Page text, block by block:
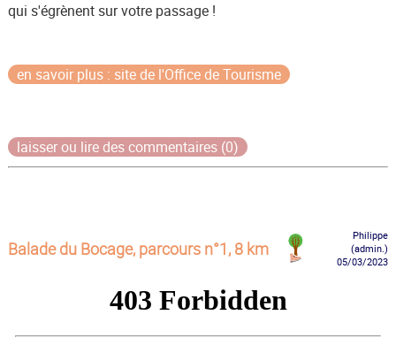
qui s'égrènent sur votre passage !
en savoir plus : site de l'Office de Tourisme
laisser ou lire des commentaires (0)
Balade du Bocage, parcours n°1, 8 km
Philippe
(admin.)
05/03/2023